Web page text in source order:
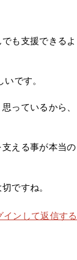
も支援できるよ
です。
っているから、
える事が本当の
ですね。
インして返信する